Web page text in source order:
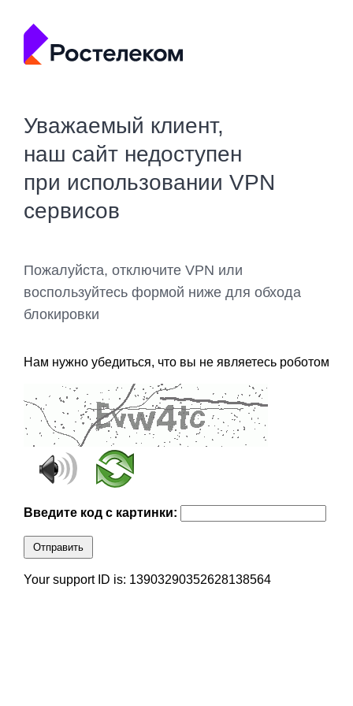
Уважаемый клиент,
наш сайт недоступен
при использовании VPN
сервисов
Пожалуйста, отключите VPN или
воспользуйтесь формой ниже для обхода
блокировки
Нам нужно убедиться, что вы не являетесь роботом
Введите код с картинки:
Отправить
Your support ID is: 13903290352628138564